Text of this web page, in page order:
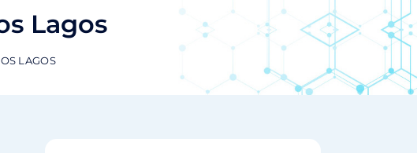
Lagos
LAGOS